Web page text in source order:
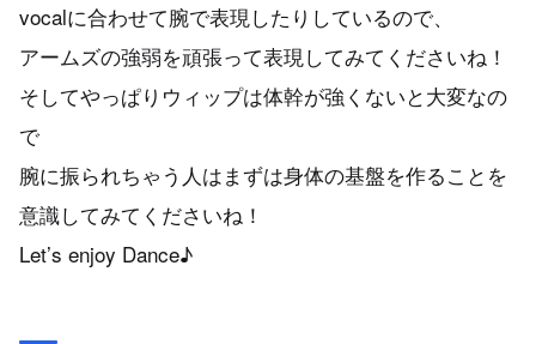
vocalに合わせて腕で表現したりしているので、
アームズの強弱を頑張って表現してみてくださいね！
そしてやっぱりウィップは体幹が強くないと大変なの
で
腕に振られちゃう人はまずは身体の基盤を作ることを
意識してみてくださいね！
Let’s enjoy Dance♪